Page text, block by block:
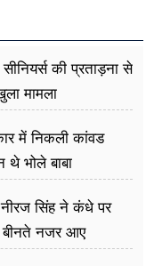
की प्रताड़ना से
मामला
में निकली कांवड
थे भोले बाबा
नीरज सिंह ने कंधे पर
बीनते नजर आए